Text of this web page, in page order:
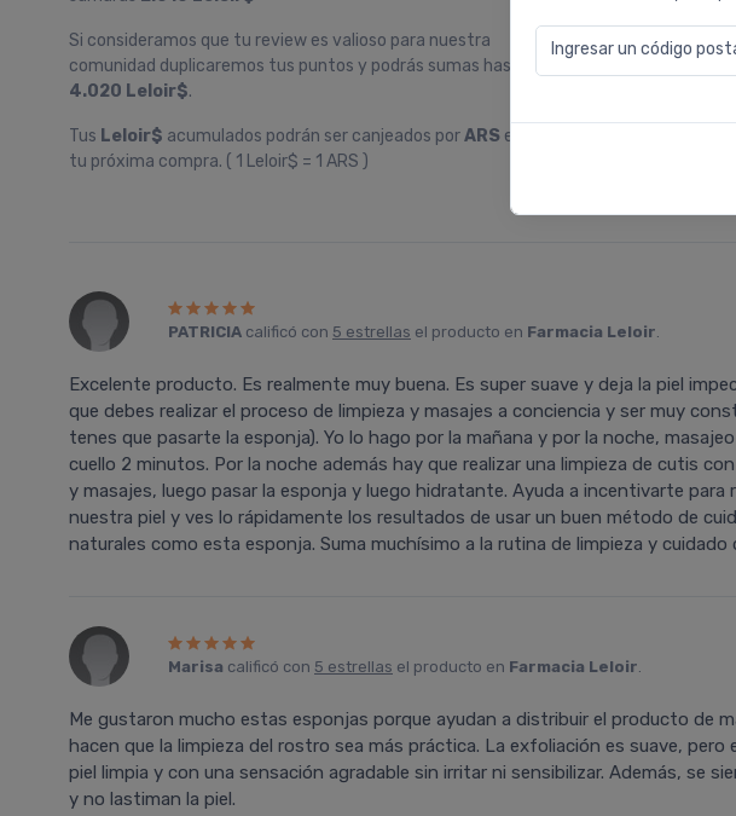
Ingresar un código
Si consideramos que tu review es valioso para nuestra
comunidad duplicaremos tus puntos y podrás sumas hasta
4.020 Leloir$.
Tus Leloir$ acumulados podrán ser canjeados porARS en
tu próxima compra. ( 1 Leloir$ = 1 ARS )
PATRICIA calificó con 5 estrellas el producto en Farmacia Leloir.
Excelente producto. Es realmente muy buena. Es super suave y deja la piel
que debes realizar el proceso de limpieza y masajes a conciencia y ser muy
tenes que pasarte la esponja). Yo lo hago por la mañana y por la noche,
cuello 2 minutos. Por la noche además hay que realizar una limpieza de cutis
y masajes, luego pasar la esponja y luego hidratante. Ayuda a incentivarte para
nuestra piel y ves lo rápidamente los resultados de usar un buen método de
naturales como esta esponja. Suma muchísimo a la rutina de limpieza y cuidado
Marisa calificó con 5 estrellas el producto en Farmacia Leloir.
Me gustaron mucho estas esponjas porque ayudan a distribuir el producto de
hacen que la limpieza del rostro sea más práctica. La exfoliación es suave, pero
piel limpia y con una sensación agradable sin irritar ni sensibilizar. Además, se
y no lastiman la piel.